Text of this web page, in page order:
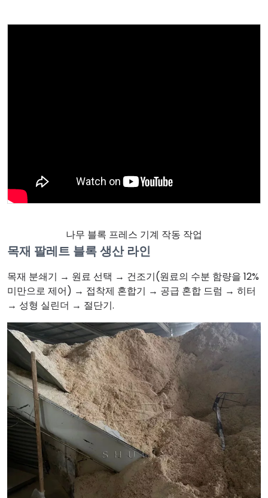
나무 블록 프레스 기계 작동 작업
목재 팔레트 블록 생산 라인
목재 분쇄기 → 원료 선택 → 건조기(원료의 수분 함량을 12%
미만으로 제어) → 접착제 혼합기 → 공급 혼합 드럼 → 히터
→ 성형 실린더 → 절단기.